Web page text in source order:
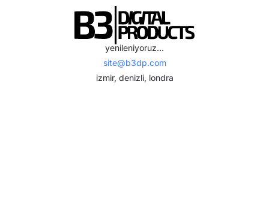
yenileniyoruz…
site@b3dp.com
izmir, denizli, londra